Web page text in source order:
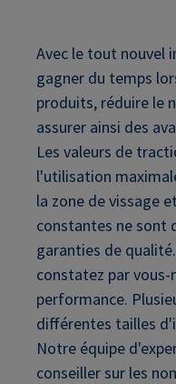
Avec le tout nouvel
gagner du temps
produits, réduire le
assurer ainsi des
Les valeurs de
l'utilisation
la zone de vissage
constantes ne sont
garanties de
constatez par
performance.
différentes tailles
Notre équipe
conseiller sur les